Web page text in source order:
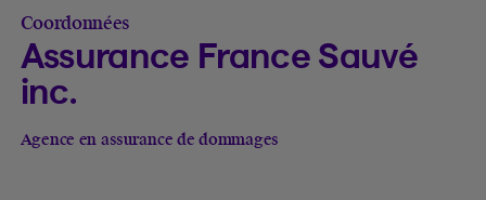
Coordonnées
Assurance France Sauvé
inc.
Agence en assurance de dommages